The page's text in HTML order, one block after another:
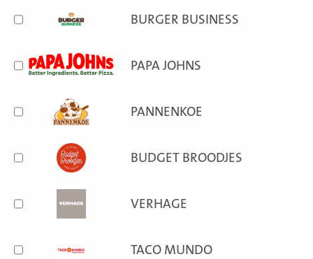
BURGER BUSINESS
PAPA JOHNS
PANNENKOE
BUDGET BROODJES
VERHAGE
TACO MUNDO